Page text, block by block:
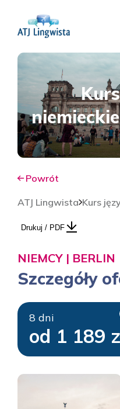
Powrót
ATJ Lingwista Kurs
Drukuj / PDF
NIEMCY | BERLIN
Szczegóły
8 dni
od 1 189